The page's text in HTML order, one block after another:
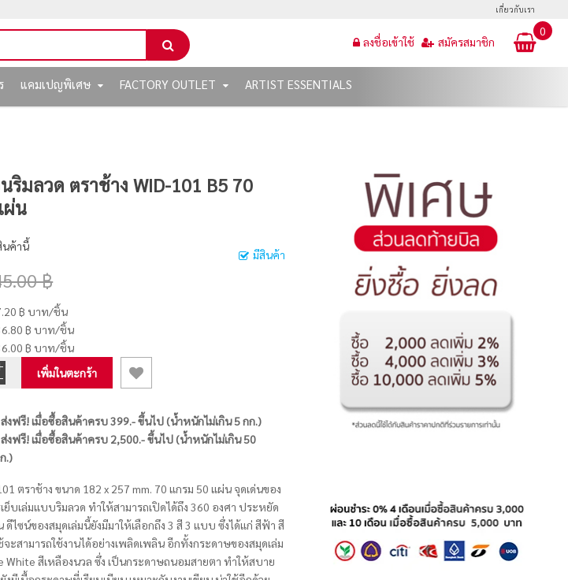
เกี่ยวกับเรา
0
ลงชื่อเข้าใช้ สมัครสมาชิก
แคมเปญพิเศษ FACTORY OUTLET
ARTIST ESSENTIALS
มลวด ตราช้าง WID-101 B5 70
ผ่น
มีสินค้า
นค้านี้
฿
฿ บาท/ชิ้น
฿ บาท/ชิ้น
฿ บาท/ชิ้น
เพิ่มในตะกร้า
ส่งฟรี! เมื่อซื้อสินค้าครบ 399.- ขึ้นไป (น้ำหนักไม่เกิน 5 กก.)
ส่งฟรี! เมื่อซื้อสินค้าครบ 2,500.- ขึ้นไป (น้ำหนักไม่เกิน 50
.)
ตราช้าง ขนาด 182 x 257 mm. 70 แกรม 50 แผ่น จุดเด่นของ
ย็บเล่มแบบริมลวด ทำให้สามารถเปิดได้ถึง 360 องศา ประหยัด
ไซน์ของสมุดเล่มนี้ยังมีมาให้เลือกถึง 3 สี 3 แบบ ซึ่งได้แก่ สีฟ้า สี
ะสามารถใช้งานได้อย่างเพลิดเพลิน อีกทั้งกระดาษของสมุดเล่ม
White สีเหลืองนวล ซึ่ง เป็นกระดาษถนอมสายตา ทำให้สบาย